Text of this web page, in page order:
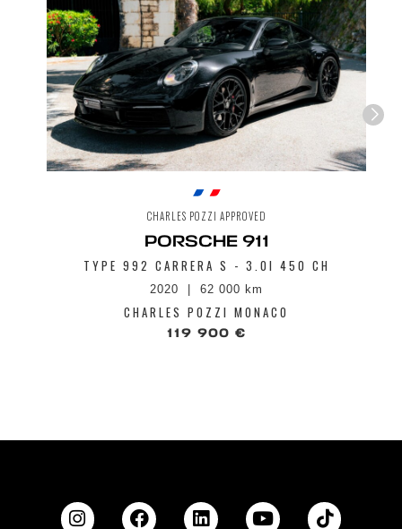
CHARLES POZZI APPROVED
PORSCHE 911
TYPE 992 CARRERA S - 3.0I 450 CH
2020 62 000 km
CHARLES POZZI MONACO
119 900 €